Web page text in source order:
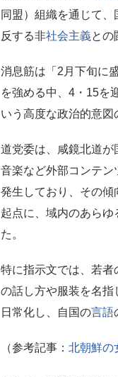
同盟）組織を通じて
反する非社会主義との
消息筋は「2月下旬に
を強める中、4・15を
いう高度な政治的意図
道党委は、咸鏡北道が
音楽など外部コンテン
発生しており、その
起点に、域内のあらゆ
た。
特に指示文では、若
の話し方や服装を名
日常化し、自国の言語
（参考記事： 北朝鮮の